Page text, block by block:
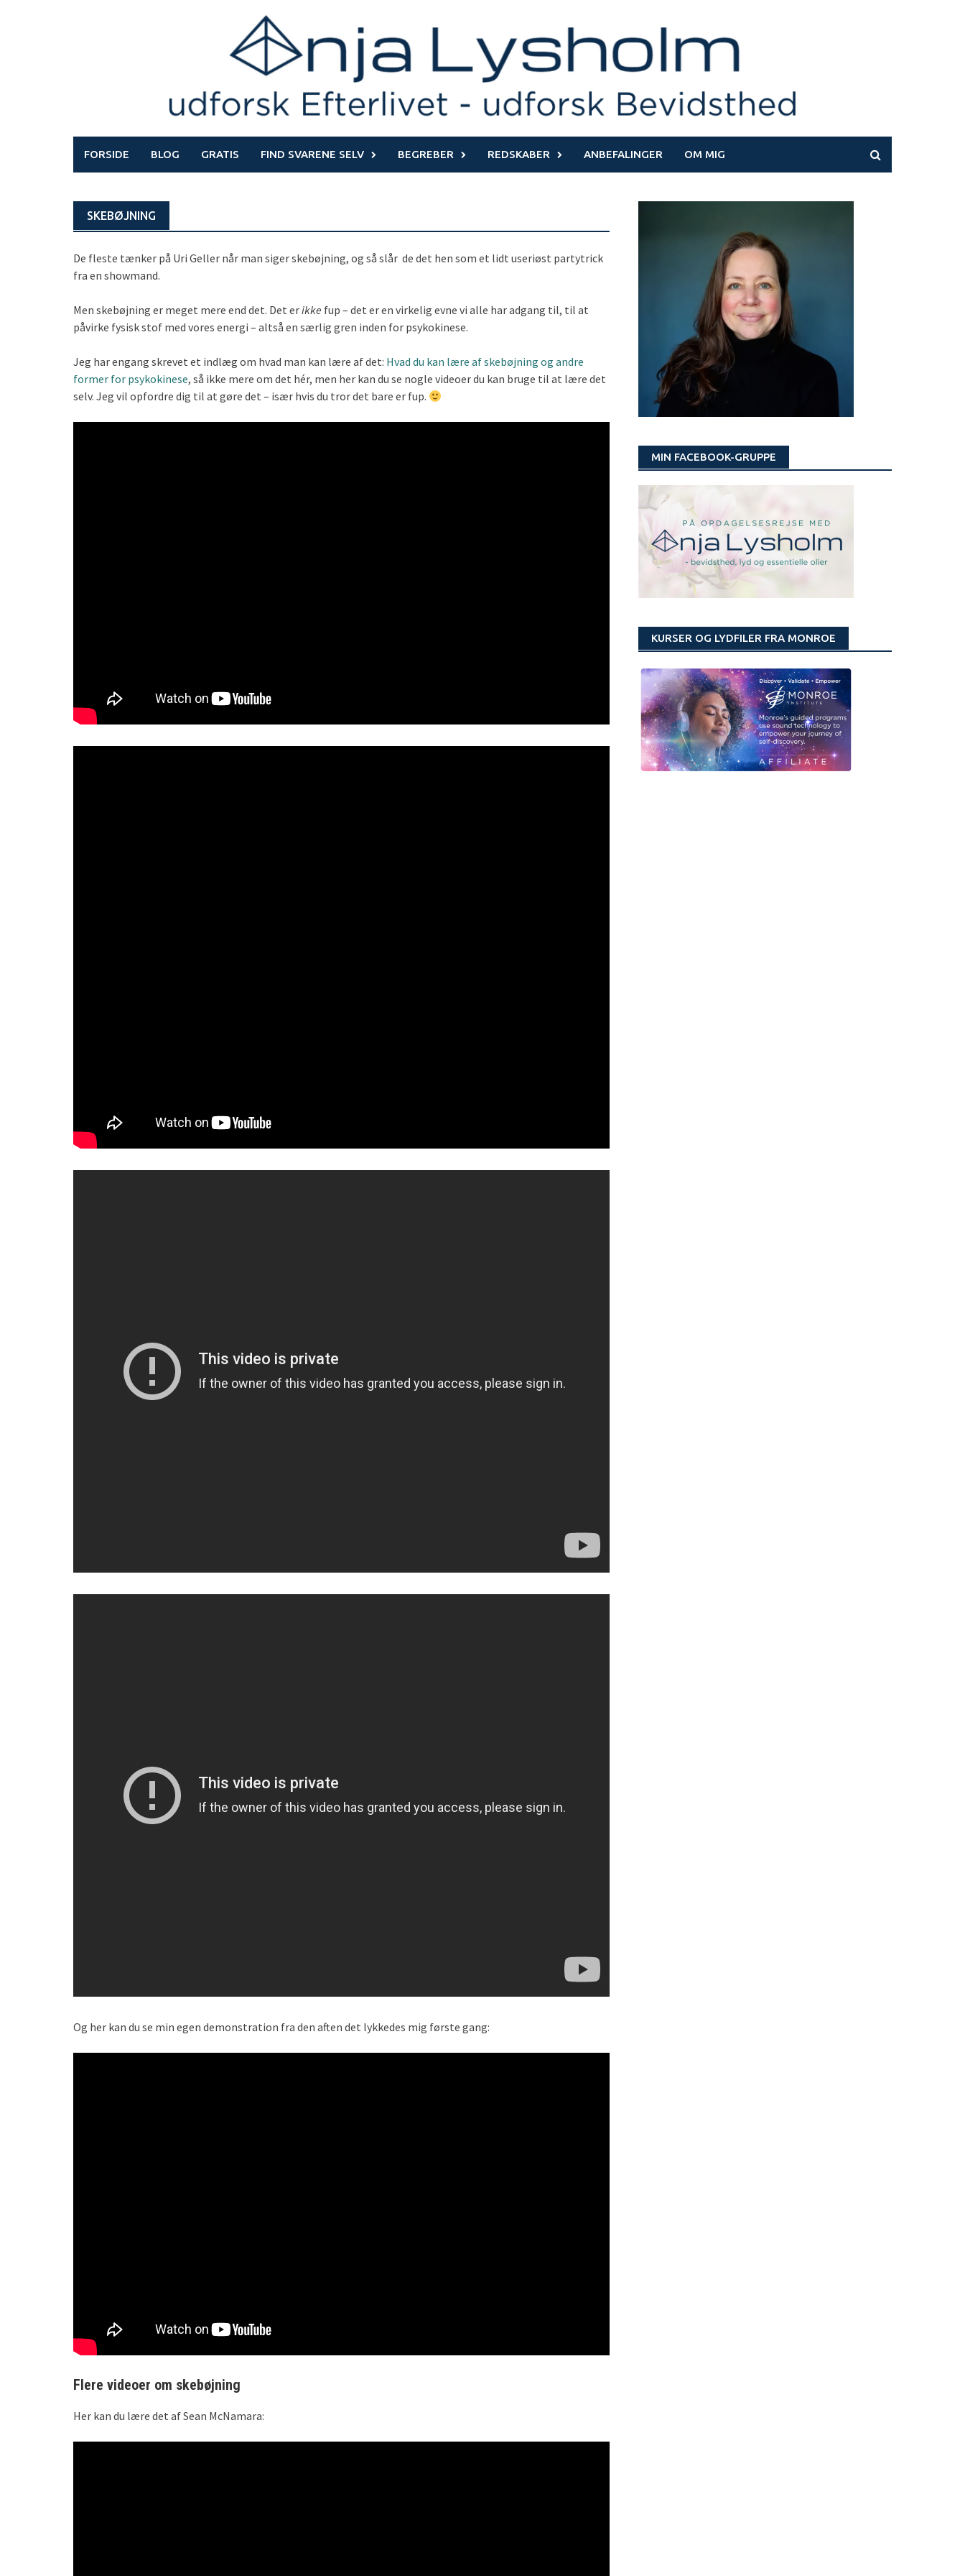
FORSIDE BLOG GRATIS FIND SVARENE SELV BEGREBER REDSKABER ANBEFALINGER OM MIG
SKEBØJNING
De fleste tænker på Uri Geller når man siger skebøjning, og så slår de det hen som et lidt useriøst partytrick
fra en showmand.
Men skebøjning er meget mere end det. Det erikke fup – det er en virkelig evne vi alle har adgang til, til at
påvirke fysisk stof med vores energi – altså en særlig gren inden for psykokinese.
Jeg har engang skrevet et indlæg om hvad man kan lære af det: Hvad du kan lære af skebøjning og andre
former for psykokinese, så ikke mere om det hér, men her kan du se nogle videoer du kan bruge til at lære det
selv. Jeg vil opfordre dig til at gøre det – især hvis du tror det bare er fup.
Og her kan du se min egen demonstration fra den aften det lykkedes mig første gang:
Flere videoer om skebøjning
Her kan du lære det af Sean McNamara:
MIN FACEBOOK-GRUPPE
KURSER OG LYDFILER FRA MONROE